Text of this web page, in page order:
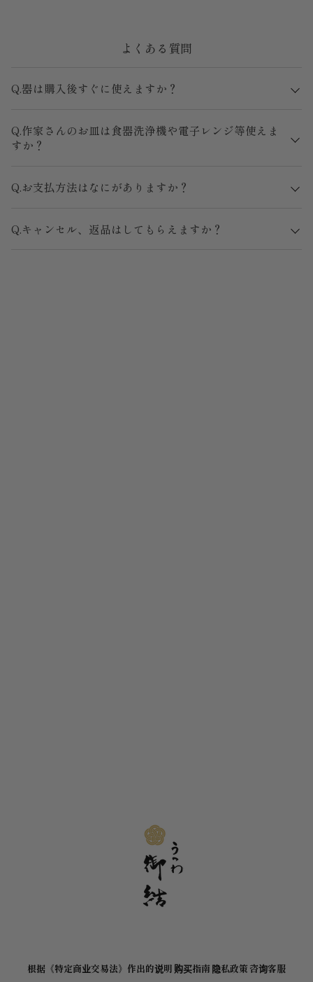
よくある質問
Q.器は購入後すぐに使えますか？
Q.作家さんのお皿は食器洗浄機や電子レンジ等使えま
すか？
Q.お支払方法はなにがありますか？
Q.キャンセル、返品はしてもらえますか？
根据《特定商业交易法》作出的说明 购买指南 隐私政策 咨询客服